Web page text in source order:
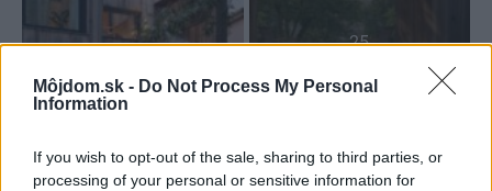
Môjdom.sk - Do Not Process My Personal
Information
If you wish to opt-out of the sale, sharing to third parties, or
processing of your personal or sensitive information for
25
Kategória: Navrhovanie interiéru